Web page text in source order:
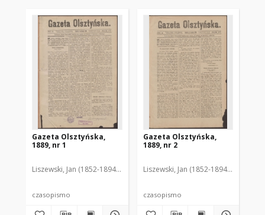
Gazeta Olsztyńska,
1889, nr 1
Liszewski, Jan (1852-1894). Red.
czasopismo
Gazeta Olsztyńska,
1889, nr 2
Liszewski, Jan (1852-1894). Red.
czasopismo